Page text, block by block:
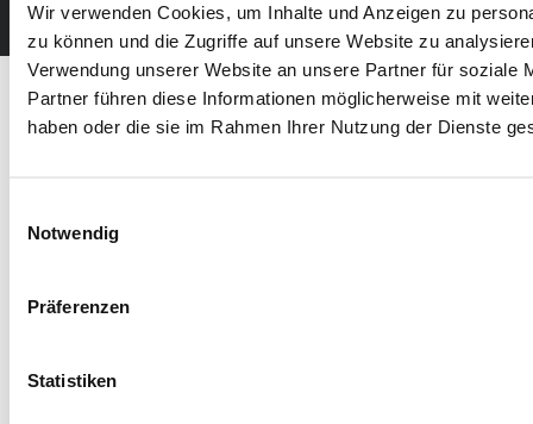
Wir verwenden Cookies, um Inhalte und Anzeigen zu
zu können und die Zugriffe auf unsere Website zu
Verwendung unserer Website an unsere Partner für soziale
Partner führen diese Informationen möglicherweise mit
haben oder die sie im Rahmen Ihrer Nutzung der Dienste
Notwendig
Präferenzen
Statistiken
Copyright © 2019 Zorn Versicherungsvergleiche GmbH. Alle Rechte vorbehalten.